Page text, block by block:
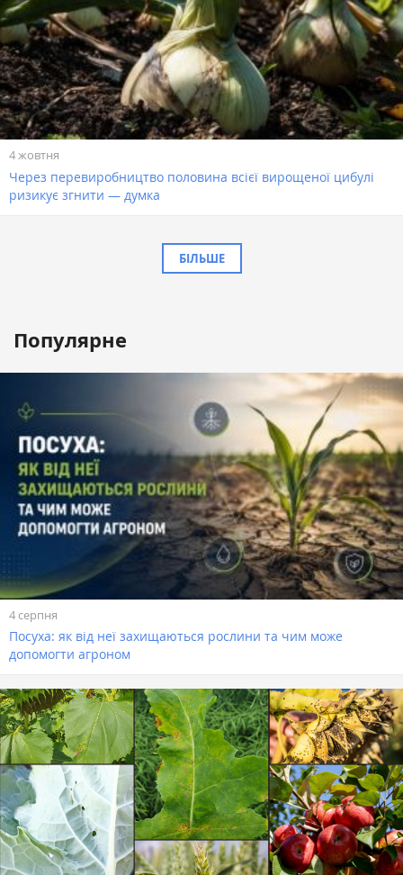
4 жовтня
Через перевиробництво половина всієї вирощеної цибулі
ризикує згнити — думка
БІЛЬШЕ
Популярне
4 серпня
Посуха: як від неї захищаються рослини та чим може
допомогти агроном